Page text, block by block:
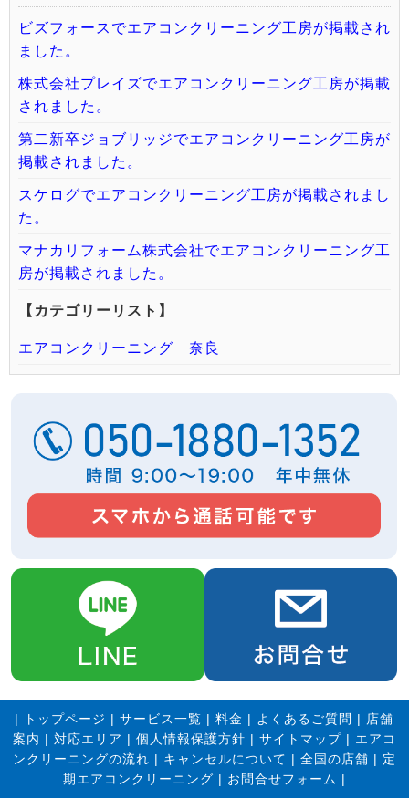
ビズフォースでエアコンクリーニング工房が掲載され
ました。
株式会社プレイズでエアコンクリーニング工房が掲載
されました。
第二新卒ジョブリッジでエアコンクリーニング工房が
掲載されました。
スケログでエアコンクリーニング工房が掲載されまし
た。
マナカリフォーム株式会社でエアコンクリーニング工
房が掲載されました。
【カテゴリーリスト】
エアコンクリーニング 奈良
| トップページ | サービス一覧 | 料金 | よくあるご質問 | 店舗
案内 | 対応エリア | 個人情報保護方針 | サイトマップ| エアコ
ンクリーニングの流れ | キャンセルについて | 全国の店舗 | 定
期エアコンクリーニング | お問合せフォーム |